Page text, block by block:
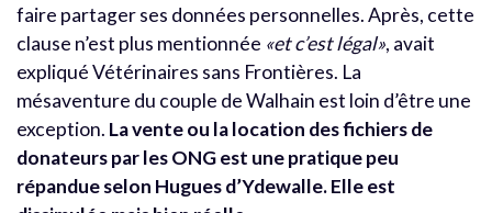
faire partager ses données personnelles. Après, cette
clause n’est plus mentionnée «et c’est légal», avait
expliqué Vétérinaires sans Frontières. La
mésaventure du couple de Walhain est loin d’être une
exception. La vente ou la location des fichiers de
donateurs par les ONG est une pratique peu
répandue selon Hugues d’Ydewalle. Elle est